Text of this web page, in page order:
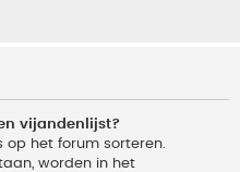
vijandenlijst?
op het forum sorteren.
worden in het